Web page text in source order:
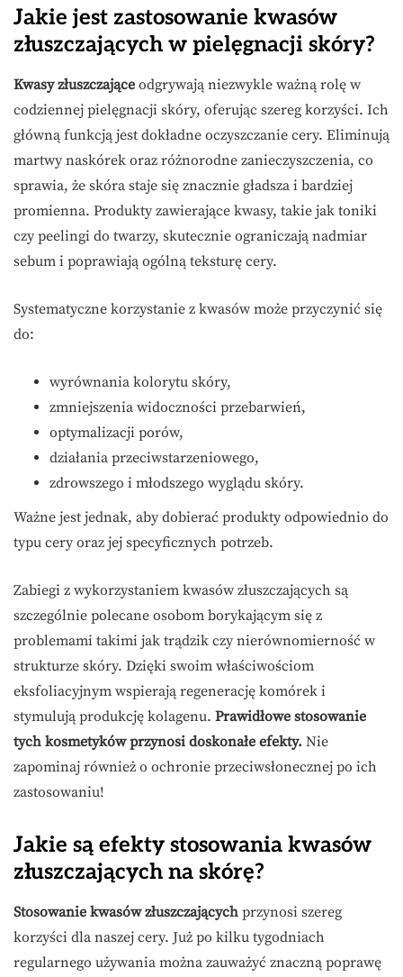
Jakie jest zastosowanie kwasów
złuszczających w pielęgnacji skóry?
Kwasy złuszczające odgrywają niezwykle ważną rolę w
codziennej pielęgnacji skóry, oferując szereg korzyści. Ich
główną funkcją jest dokładne oczyszczanie cery. Eliminują
martwy naskórek oraz różnorodne zanieczyszczenia, co
sprawia, że skóra staje się znacznie gładsza i bardziej
promienna. Produkty zawierające kwasy, takie jak toniki
czy peelingi do twarzy, skutecznie ograniczają nadmiar
sebum i poprawiają ogólną teksturę cery.
Systematyczne korzystanie z kwasów może przyczynić się
do:
wyrównania kolorytu skóry,
zmniejszenia widoczności przebarwień,
optymalizacji porów,
działania przeciwstarzeniowego,
zdrowszego i młodszego wyglądu skóry.
Ważne jest jednak, aby dobierać produkty odpowiednio do
typu cery oraz jej specyficznych potrzeb.
Zabiegi z wykorzystaniem kwasów złuszczających są
szczególnie polecane osobom borykającym się z
problemami takimi jak trądzik czy nierównomierność w
strukturze skóry. Dzięki swoim właściwościom
eksfoliacyjnym wspierają regenerację komórek i
stymulują produkcję kolagenu. Prawidłowe stosowanie
tych kosmetyków przynosi doskonałe efekty. Nie
zapominaj również o ochronie przeciwsłonecznej po ich
zastosowaniu!
Jakie są efekty stosowania kwasów
złuszczających na skórę?
Stosowanie kwasów złuszczających przynosi szereg
korzyści dla naszej cery. Już po kilku tygodniach
regularnego używania można zauważyć znaczną poprawę